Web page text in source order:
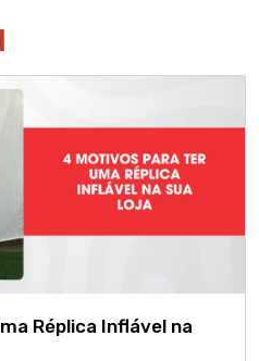
Réplica Inflável na